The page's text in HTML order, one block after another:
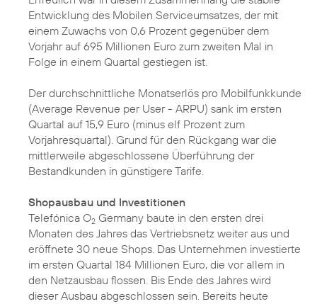
Entwicklung des Mobilen Serviceumsatzes, der mit
einem Zuwachs von 0,6 Prozent gegenüber dem
Vorjahr auf 695 Millionen Euro zum zweiten Mal in
Folge in einem Quartal gestiegen ist.
Der durchschnittliche Monatserlös pro Mobilfunkkunde
(Average Revenue per User - ARPU) sank im ersten
Quartal auf 15,9 Euro (minus elf Prozent zum
Vorjahresquartal). Grund für den Rückgang war die
mittlerweile abgeschlossene Überführung der
Bestandkunden in günstigere Tarife.
Shopausbau und Investitionen
Telefónica O2 Germany baute in den ersten drei
Monaten des Jahres das Vertriebsnetz weiter aus und
eröffnete 30 neue Shops. Das Unternehmen investierte
im ersten Quartal 184 Millionen Euro, die vor allem in
den Netzausbau flossen. Bis Ende des Jahres wird
dieser Ausbau abgeschlossen sein. Bereits heute